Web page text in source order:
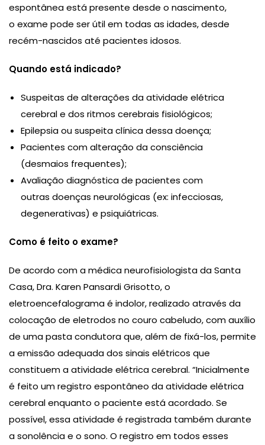
espontânea está presente desde o nascimento,
o exame pode ser útil em todas as idades, desde
recém-nascidos até pacientes idosos.
Quando está indicado?
Suspeitas de alterações da atividade elétrica
cerebral e dos ritmos cerebrais fisiológicos;
Epilepsia ou suspeita clínica dessa doença;
Pacientes com alteração da consciência
(desmaios frequentes);
Avaliação diagnóstica de pacientes com
outras doenças neurológicas (ex: infecciosas,
degenerativas) e psiquiátricas.
Como é feito o exame?
De acordo com a médica neurofisiologista da Santa
Casa, Dra. Karen Pansardi Grisotto, o
eletroencefalograma é indolor, realizado através da
colocação de eletrodos no couro cabeludo, com auxílio
de uma pasta condutora que, além de fixá-los, permite
a emissão adequada dos sinais elétricos que
constituem a atividade elétrica cerebral. “Inicialmente
é feito um registro espontâneo da atividade elétrica
cerebral enquanto o paciente está acordado. Se
possível, essa atividade é registrada também durante
a sonolência e o sono. O registro em todos esses